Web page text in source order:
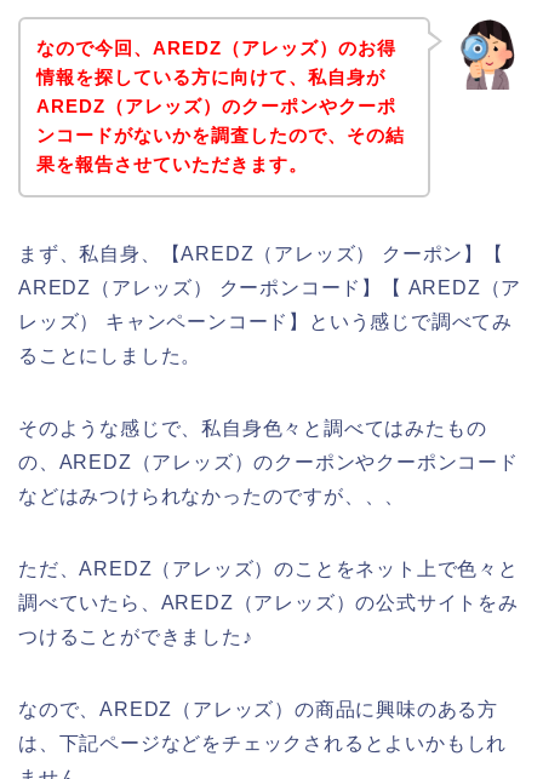
なので今回、AREDZ（アレッズ）のお得
情報を探している方に向けて、私自身が
AREDZ（アレッズ）のクーポンやクーポ
ンコードがないかを調査したので、その結
果を報告させていただきます。
まず、私自身、【AREDZ（アレッズ） クーポン】【
AREDZ（アレッズ） クーポンコード】【 AREDZ（ア
レッズ） キャンペーンコード】という感じで調べてみ
ることにしました。
そのような感じで、私自身色々と調べてはみたもの
の、AREDZ（アレッズ）のクーポンやクーポンコード
などはみつけられなかったのですが、、、
ただ、AREDZ（アレッズ）のことをネット上で色々と
調べていたら、AREDZ（アレッズ）の公式サイトをみ
つけることができました♪
なので、AREDZ（アレッズ）の商品に興味のある方
は、下記ページなどをチェックされるとよいかもしれ